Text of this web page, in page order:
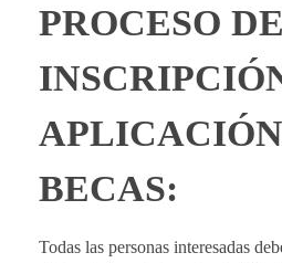
d
F
o
PROCESO DE
BECAS:
Todas las personas interesadas